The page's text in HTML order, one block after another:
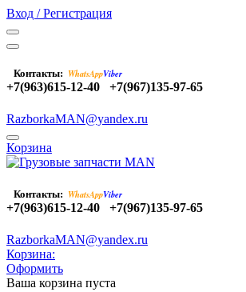
Вход / Регистрация
Контакты: WhatsAppViber
+7(963)615-12-40 +7(967)135-97-65
RazborkaMAN@yandex.ru
Корзина
Контакты: WhatsAppViber
+7(963)615-12-40 +7(967)135-97-65
RazborkaMAN@yandex.ru
Корзина:
Оформить
Ваша корзина пуста